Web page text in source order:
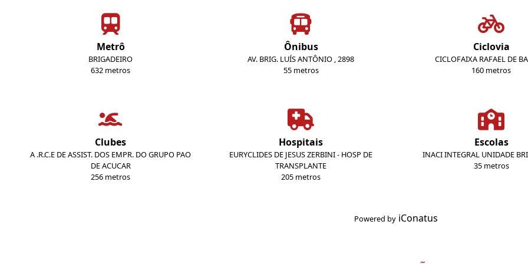
Metrô
BRIGADEIRO
632 metros
Ônibus
AV. BRIG. LUÍS ANTÔNIO , 2898
55 metros
Ciclovia
CICLOFAIXA RAFAEL DE
160 metros
Clubes
A .R.C.E DE ASSIST. DOS EMPR. DO GRUPO PAO
DE ACUCAR
256 metros
Hospitais
EURYCLIDES DE JESUS ZERBINI - HOSP DE
TRANSPLANTE
205 metros
Escolas
INACI INTEGRAL UNIDADE
35 metros
Powered by iConatus